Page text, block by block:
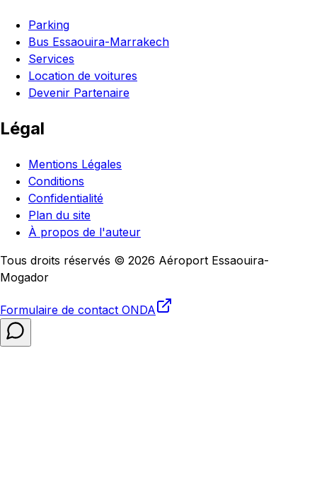
Parking
Bus Essaouira-Marrakech
Services
Location de voitures
Devenir Partenaire
Légal
Mentions Légales
Conditions
Confidentialité
Plan du site
À propos de l'auteur
Tous droits réservés © 2026 Aéroport Essaouira-
Mogador
Formulaire de contact ONDA